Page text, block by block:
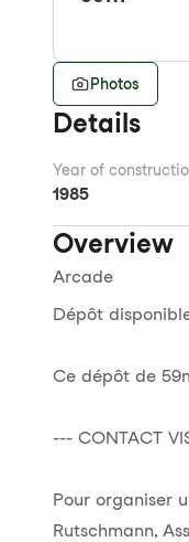
Photos
Details
Year of
1985
Overview
Arcade
Dépôt
Ce dépôt de
--- CONTACT
Pour organiser
Rutschmann,